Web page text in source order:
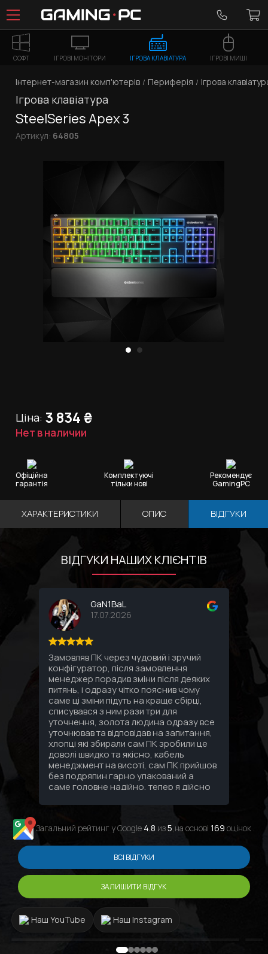
СОФТ ІГРОВІ МОНІТОРИ ІГРОВА КЛАВІАТУРА ІГРОВІ МИШІ
Інтернет-магазин комп'ютерів Периферія Ігрова
Ігрова клавіатура
SteelSeries Apex 3
Артикул: 64805
Офіційна
гарантія
Комплектуючі
тільки нові
Рекомендує
GamingPC
Ціна: 3 834₴
Нет в наличии
ХАРАКТЕРИСТИКИ ОПИС ВІДГУКИ
ВІДГУКИ НАШИХ КЛІЄНТІВ
GaN1BaL
17.07.2026
Замовляв ПК через чудовий і зручий
конфігуратор, після замовлення
менеджер порадив зміни після деяких
питянь, і одразу чітко пояснив чому
саме ці зміни підуть на краще сбірці,
списувався з ним рази три для
уточнення, золота людина одразу все
уточнював та відповідав на запитання,
хлопці які збирали сам ПК зробили це
доволі швидко та якісно, кабель
менеджмент на висоті, сам ПК прийшов
без подряпин гарно упакований а
саме головне надійно, тепер я дійсно
останні 10 років найкращий сервіс та
Загальний рейтинг у Google 4.8 из5,на основі 169 оцінок .
ВСІ ВІДГУКИ
ЗАЛИШИТИ ВІДГУК
Наш YouTube Наш Instagram